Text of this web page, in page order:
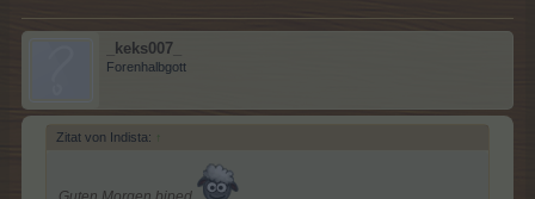
_keks007_
Forenhalbgott
Zitat von Indista: ↑